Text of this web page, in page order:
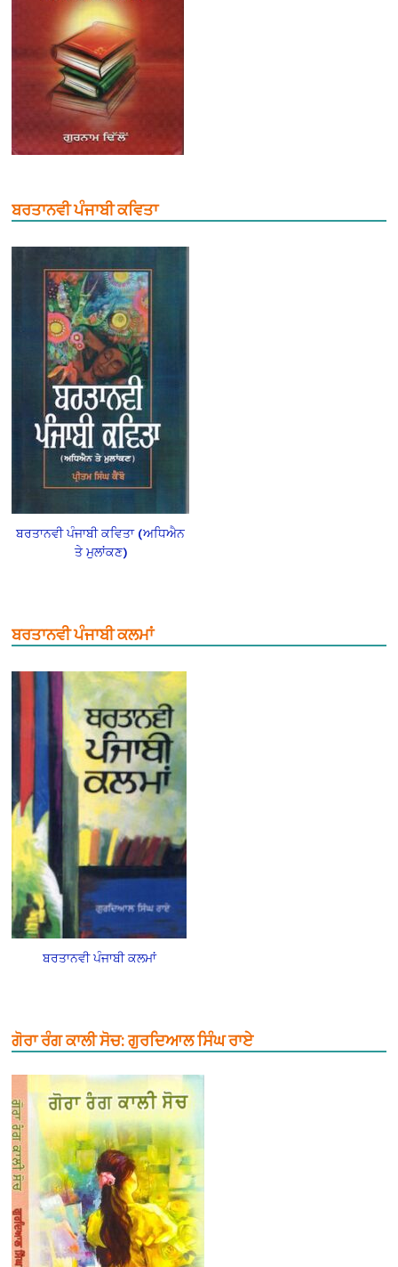
ਬਰਤਾਨਵੀ ਪੰਜਾਬੀ ਕਵਿਤਾ
ਬਰਤਾਨਵੀ ਪੰਜਾਬੀ ਕਵਿਤਾ (ਅਧਿਐਨ
ਤੇ ਮੁਲਾਂਕਣ)
ਬਰਤਾਨਵੀ ਪੰਜਾਬੀ ਕਲਮਾਂ
ਬਰਤਾਨਵੀ ਪੰਜਾਬੀ ਕਲਮਾਂ
ਗੋਰਾ ਰੰਗ ਕਾਲੀ ਸੋਚ: ਗੁਰਦਿਆਲ ਸਿੰਘ ਰਾਏ